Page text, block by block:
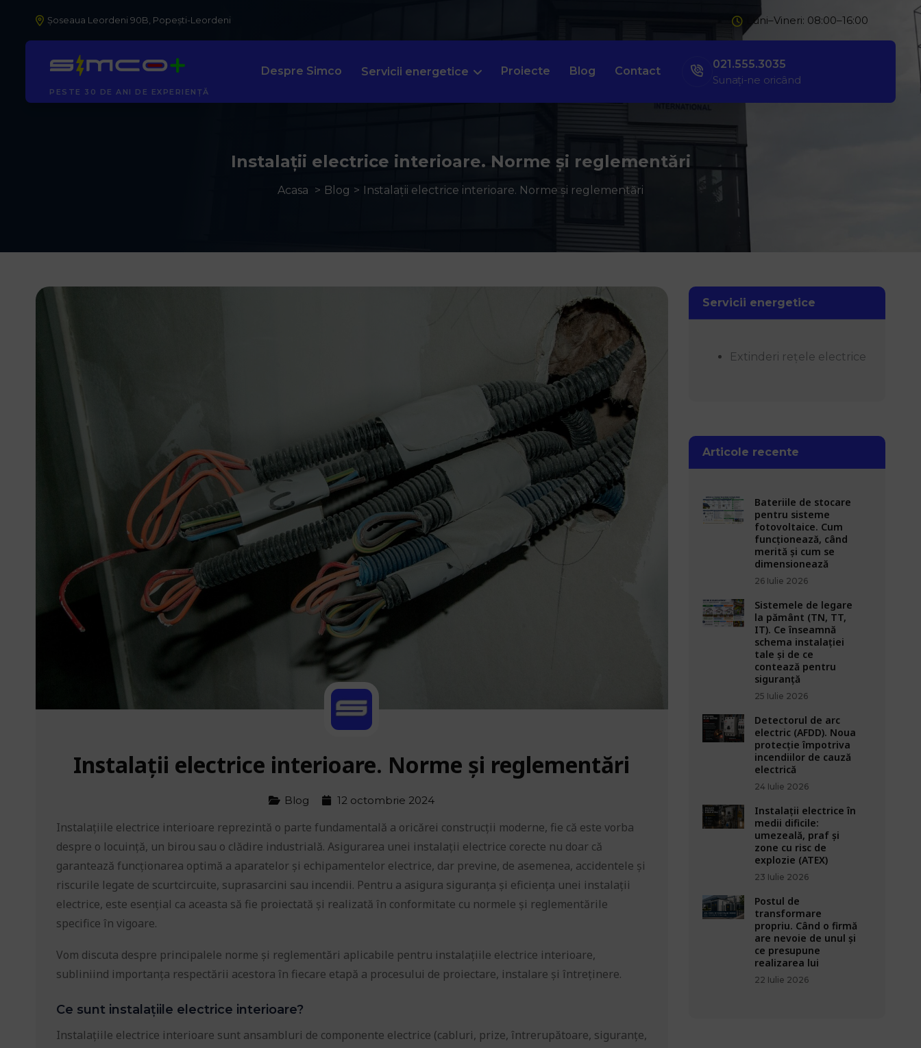
Șoseaua Leordeni 90B, Popești-Leordeni Luni–Vineri: 08:00–16:00
AUTORIZAȚI ANRE
Despre Simco Servicii energetice Proiecte Blog Contact
Sunați-ne oricând
021.555.3035
Instalații electrice interioare. Norme și reglementări
Acasa Blog Instalații electrice interioare. Norme și reglementări
Instalații electrice interioare. Norme și reglementări
Blog 12 octombrie 2024
Instalațiile electrice interioare reprezintă o parte fundamentală a oricărei construcții moderne, fie că este vorba
despre o locuință, un birou sau o clădire industrială. Asigurarea unei instalații electrice corecte nu doar că
garantează funcționarea optimă a aparatelor și echipamentelor electrice, dar previne, de asemenea, accidentele și
riscurile legate de scurtcircuite, suprasarcini sau incendii. Pentru a asigura siguranța și eficiența unei instalații
electrice, este esențial ca aceasta să fie proiectată și realizată în conformitate cu normele și reglementările
specifice în vigoare.
Vom discuta despre principalele norme și reglementări aplicabile pentru instalațiile electrice interioare,
subliniind importanța respectării acestora în fiecare etapă a procesului de proiectare, instalare și întreținere.
Ce sunt instalațiile electrice interioare?
Instalațiile electrice interioare sunt ansambluri de componente electrice (cabluri, prize, întrerupătoare, siguranțe,
Servicii energetice
Extinderi rețele electrice
Articole recente
Bateriile de stocare
pentru sisteme
fotovoltaice. Cum
funcționează, când
merită și cum se
dimensionează
26 Iulie 2026
Sistemele de legare
la pământ (TN, TT,
IT). Ce înseamnă
schema instalației
tale și de ce
contează pentru
siguranță
25 Iulie 2026
Detectorul de arc
electric (AFDD). Noua
protecție împotriva
incendiilor de cauză
electrică
24 Iulie 2026
Instalații electrice în
medii dificile:
umezeală, praf și
zone cu risc de
explozie (ATEX)
23 Iulie 2026
Postul de
transformare
propriu. Când o firmă
are nevoie de unul și
ce presupune
realizarea lui
22 Iulie 2026